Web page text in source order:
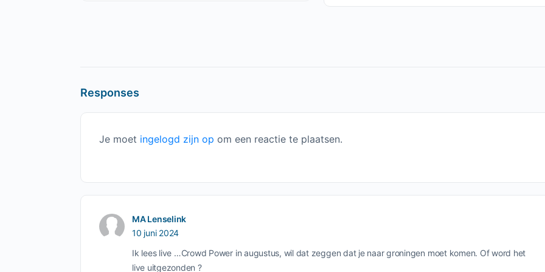
Responses
Je moet ingelogd zijn op om een reactie te plaatsen.
MA Lenselink
10 juni 2024
Ik lees live …Crowd Power in augustus, wil dat zeggen dat je naar groningen moet komen. Of word het
live uitgezonden ?